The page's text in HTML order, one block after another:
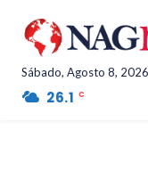
Sábado, Agosto 8, 2026
26.1 C